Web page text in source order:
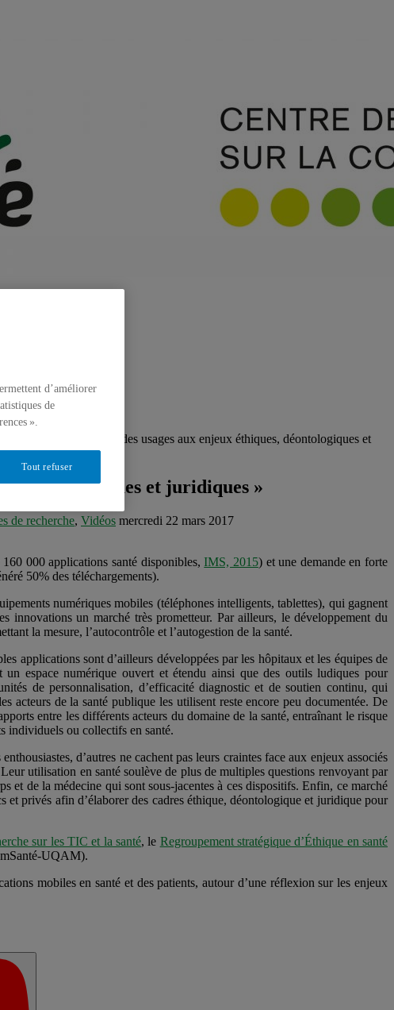
mobiles en santé : des usages aux enjeux éthiques, déontologiques et
déontologiques et juridiques »
de recherche, Vidéos mercredi 22 mars 2017
000 applications santé disponibles,IMS, 2015) et une demande en forte
50% des téléchargements).
numériques mobiles (téléphones intelligents, tablettes), qui gagnent
innovations un marché très prometteur. Par ailleurs, le développement du
la mesure, l’autocontrôle et l’autogestion de la santé.
applications sont d’ailleurs développées par les hôpitaux et les équipes de
espace numérique ouvert et étendu ainsi que des outils ludiques pour
de personnalisation, d’efficacité diagnostic et de soutien continu, qui
acteurs de la santé publique les utilisent reste encore peu documentée. De
entre les différents acteurs du domaine de la santé, entraînant le risque
individuels ou collectifs en santé.
d’autres ne cachent pas leurs craintes face aux enjeux associés
utilisation en santé soulève de plus de multiples questions renvoyant par
et de la médecine qui sont sous-jacentes à ces dispositifs. Enfin, ce marché
et privés afin d’élaborer des cadres éthique, déontologique et juridique pour
sur les TIC et la santé, le Regroupement stratégique d’Éthique en santé
UQAM).
mobiles en santé et des patients, autour d’une réflexion sur les enjeux
d’améliorer
de
».
Tout refuser